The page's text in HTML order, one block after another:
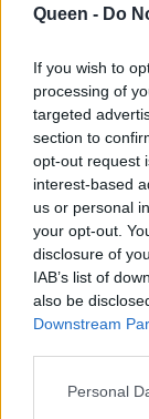
Queen - Do
If you wish to
processing of
targeted
section to
opt-out request
interest-based
us or personal
your opt-out.
disclosure of
IAB’s list of
also be
Downstream
Personal
τον άνθρωπο
Πυραμίδα
μπύρες